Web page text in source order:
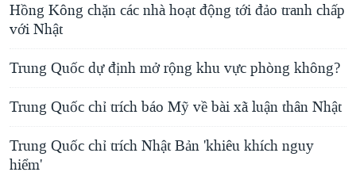
Hồng Kông chặn các nhà hoạt động tới đảo tranh chấp
với Nhật
Trung Quốc dự định mở rộng khu vực phòng không?
Trung Quốc chỉ trích báo Mỹ về bài xã luận thân Nhật
Trung Quốc chỉ trích Nhật Bản 'khiêu khích nguy
hiểm'